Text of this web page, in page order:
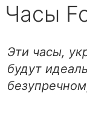
Часы
Эти часы,
будут